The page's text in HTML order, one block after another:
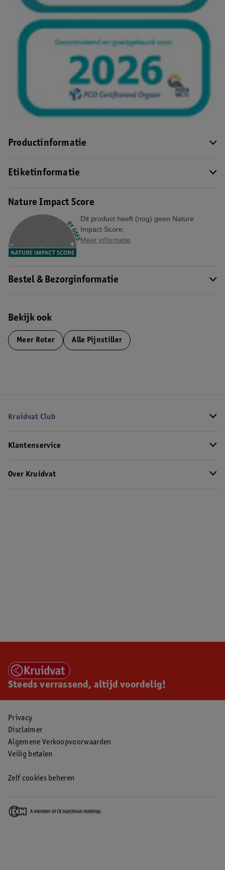
Productinformatie
Etiketinformatie
Nature Impact Score
Dit product heeft (nog) geen Nature
Impact Score.
Meer informatie
Bestel & Bezorginformatie
Bekijk ook
Meer Roter Alle Pijnstiller
Kruidvat Club
Klantenservice
Over Kruidvat
Steeds verrassend, altijd voordelig!
Privacy
Disclaimer
Algemene Verkoopvoorwaarden
Veilig betalen
Zelf cookies beheren